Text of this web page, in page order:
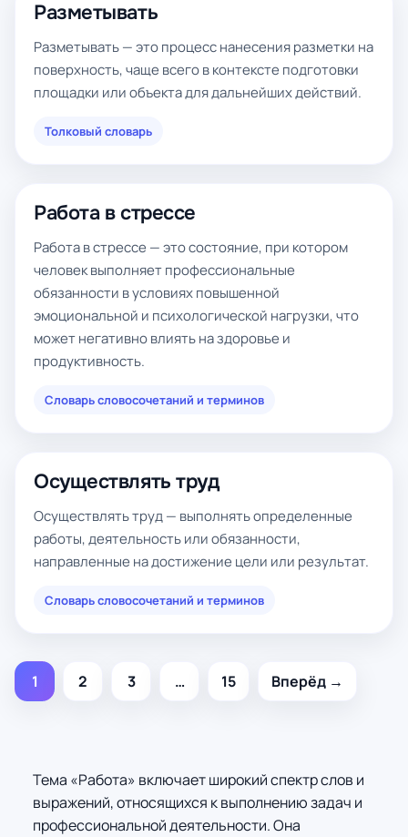
Разметывать
Разметывать — это процесс нанесения разметки на
поверхность, чаще всего в контексте подготовки
площадки или объекта для дальнейших действий.
Толковый словарь
Работа в стрессе
Работа в стрессе — это состояние, при котором
человек выполняет профессиональные
обязанности в условиях повышенной
эмоциональной и психологической нагрузки, что
может негативно влиять на здоровье и
продуктивность.
Словарь словосочетаний и терминов
Осуществлять труд
Осуществлять труд — выполнять определенные
работы, деятельность или обязанности,
направленные на достижение цели или результат.
Словарь словосочетаний и терминов
1 2 3 … 15 Вперёд →
Тема «Работа» включает широкий спектр слов и
выражений, относящихся к выполнению задач и
профессиональной деятельности. Она